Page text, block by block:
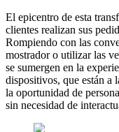
El epicentro de esta
clientes realizan sus
Rompiendo con las
mostrador o utilizar las
se sumergen en la
dispositivos, que están a
la oportunidad de
sin necesidad de